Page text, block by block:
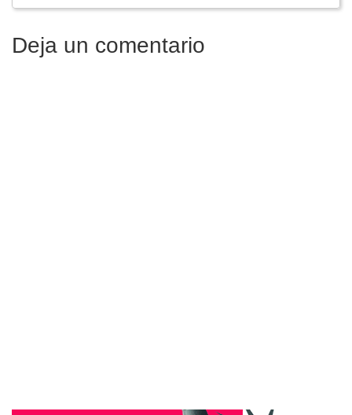
Deja un comentario